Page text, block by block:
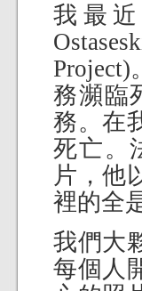
我最
務瀕臨
務。在
死亡。
片，他
裡的全
我們大
每個人